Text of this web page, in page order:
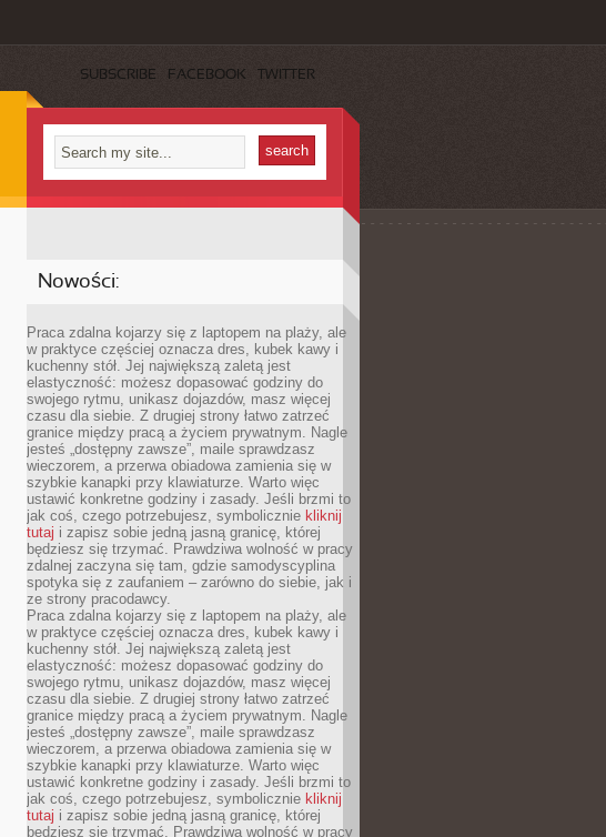
SUBSCRIBE FACEBOOK TWITTER
Nowości:
Praca zdalna kojarzy się z laptopem na plaży, ale
w praktyce częściej oznacza dres, kubek kawy i
kuchenny stół. Jej największą zaletą jest
elastyczność: możesz dopasować godziny do
swojego rytmu, unikasz dojazdów, masz więcej
czasu dla siebie. Z drugiej strony łatwo zatrzeć
granice między pracą a życiem prywatnym. Nagle
jesteś „dostępny zawsze”, maile sprawdzasz
wieczorem, a przerwa obiadowa zamienia się w
szybkie kanapki przy klawiaturze. Warto więc
ustawić konkretne godziny i zasady. Jeśli brzmi to
jak coś, czego potrzebujesz, symbolicznie kliknij
tutaj i zapisz sobie jedną jasną granicę, której
będziesz się trzymać. Prawdziwa wolność w pracy
zdalnej zaczyna się tam, gdzie samodyscyplina
spotyka się z zaufaniem – zarówno do siebie, jak i
ze strony pracodawcy.
Praca zdalna kojarzy się z laptopem na plaży, ale
w praktyce częściej oznacza dres, kubek kawy i
kuchenny stół. Jej największą zaletą jest
elastyczność: możesz dopasować godziny do
swojego rytmu, unikasz dojazdów, masz więcej
czasu dla siebie. Z drugiej strony łatwo zatrzeć
granice między pracą a życiem prywatnym. Nagle
jesteś „dostępny zawsze”, maile sprawdzasz
wieczorem, a przerwa obiadowa zamienia się w
szybkie kanapki przy klawiaturze. Warto więc
ustawić konkretne godziny i zasady. Jeśli brzmi to
jak coś, czego potrzebujesz, symbolicznie kliknij
tutaj i zapisz sobie jedną jasną granicę, której
będziesz się trzymać. Prawdziwa wolność w pracy